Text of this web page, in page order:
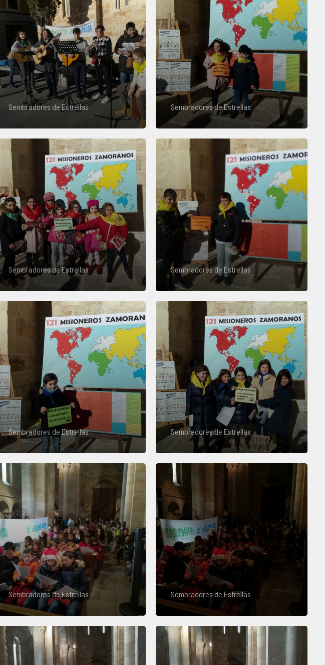
Sembradores de Estrellas Sembradores de Estrellas
Sembradores de Estrellas Sembradores de Estrellas
Sembradores de Estrellas Sembradores de Estrellas
Sembradores de Estrellas Sembradores de Estrellas